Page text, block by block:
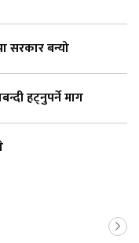
सरकार बन्यो
हट्नुपर्ने माग